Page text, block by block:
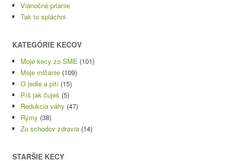
Vianočné prianie
Tak to spláchni
KATEGÓRIE KECOV
Moje kecy zo SME (101)
Moje mlčanie (109)
O jedle a pití (15)
Píš jak čuješ (5)
Redukcia váhy (47)
Rýmy (38)
Zo schodov zdravia (14)
STARŠIE KECY